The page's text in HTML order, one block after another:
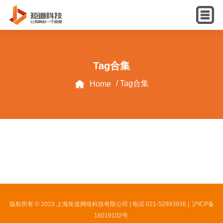
English
Tag合集
Home / Tag合集
版权所有 © 2023 上海矩道网络科技有限公司 | 电话 021-52993936 | 沪ICP备
16019102号